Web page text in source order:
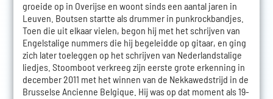
groeide op in Overijse en woont sinds een aantal jaren in
Leuven. Boutsen startte als drummer in punkrockbandjes.
Toen die uit elkaar vielen, begon hij met het schrijven van
Engelstalige nummers die hij begeleidde op gitaar, en ging
zich later toeleggen op het schrijven van Nederlandstalige
liedjes. Stoomboot verkreeg zijn eerste grote erkenning in
december 2011 met het winnen van de Nekkawedstrijd in de
Brusselse Ancienne Belgique. Hij was op dat moment als 19-